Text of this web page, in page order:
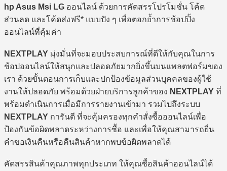
hp Asus Msi LG ออนไลน์ ด้วยการคัดสรรโปรโมชั่น โค้ด
ส่วนลด และโค้ดส่งฟรี* แบบปัง ๆ เพื่อตอกย้ำการช้อปปิ้ง
ออนไลน์ที่คุ้มค่า
NEXTPLAY มุ่งมั่นที่จะมอบประสบการณ์ที่ดีให้กับคุณในการ
ช้อปออนไลน์ให้สนุกและปลอดภัยมากยิ่งขึ้นบนแพลตฟอร์มของ
เรา ด้วยขั้นตอนการเก็บและปกป้องข้อมูลส่วนบุคคลของผู้ใช้
งานให้ปลอดภัย พร้อมด้วยฝ่ายบริการลูกค้าของ NEXTPLAY ที่
พร้อมดำเนินการเมื่อมีการรายงานเข้ามา รวมไปถึงระบบ
NEXTPLAY การันตี ที่จะคุ้มครองทุกคำสั่งซื้อออนไลน์เพื่อ
ป้องกันข้อผิดพลาดระหว่างการซื้อ และเพื่อให้คุณสามารถยื่น
คำขอเงินคืนหรือคืนสินค้าหากพบข้อผิดพลาดได้
คัดสรรสินค้าคุณภาพทุกประเภท ให้คุณซื้อสินค้าออนไลน์ได้